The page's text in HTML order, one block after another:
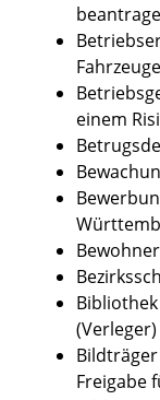
einem
(Verleger)
Freigabe